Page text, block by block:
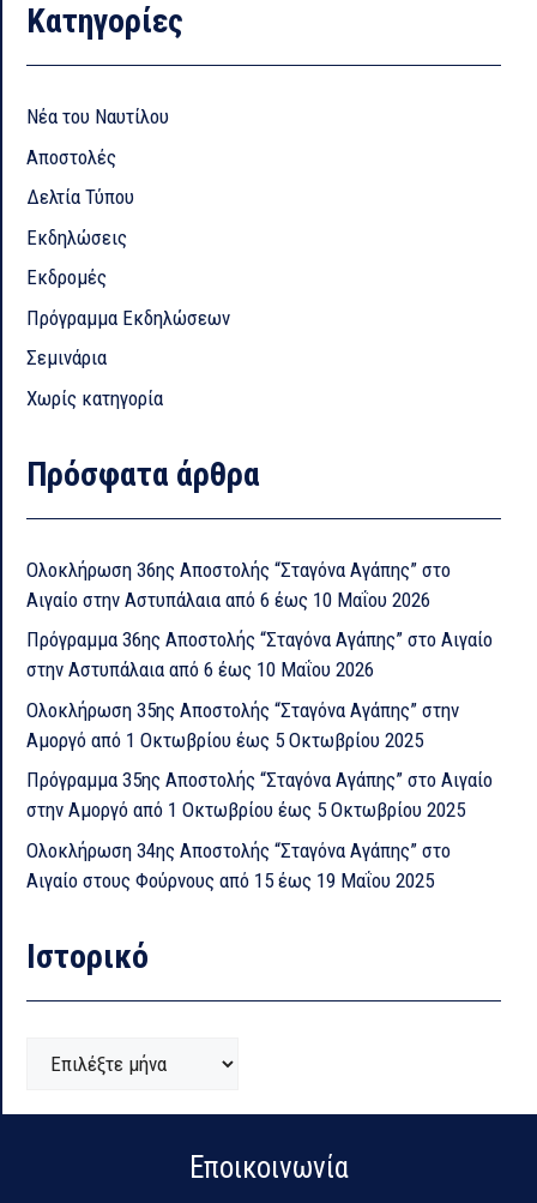
Kατηγορίες
Nέα του Ναυτίλου
Αποστολές
Δελτία Τύπου
Εκδηλώσεις
Εκδρομές
Πρόγραμμα Εκδηλώσεων
Σεμινάρια
Χωρίς κατηγορία
Πρόσφατα άρθρα
Ολοκλήρωση 36ης Αποστολής “Σταγόνα Αγάπης” στο
Αιγαίο στην Αστυπάλαια από 6 έως 10 Μαΐου 2026
Πρόγραμμα 36ης Αποστολής “Σταγόνα Αγάπης” στο Αιγαίο
στην Αστυπάλαια από 6 έως 10 Μαΐου 2026
Ολοκλήρωση 35ης Αποστολής “Σταγόνα Αγάπης” στην
Αμοργό από 1 Οκτωβρίου έως 5 Οκτωβρίου 2025
Πρόγραμμα 35ης Αποστολής “Σταγόνα Αγάπης” στο Αιγαίο
στην Αμοργό από 1 Οκτωβρίου έως 5 Οκτωβρίου 2025
Ολοκλήρωση 34ης Αποστολής “Σταγόνα Αγάπης” στο
Αιγαίο στους Φούρνους από 15 έως 19 Μαΐου 2025
Ιστορικό
Ιστορικό
Εποικοινωνία